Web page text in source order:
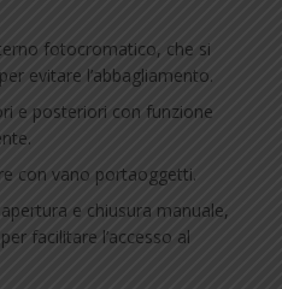
fotocromatico, che si
evitare l’abbagliamento.
e posteriori con funzione
con vano portaoggetti.
e chiusura manuale,
facilitare l’accesso al